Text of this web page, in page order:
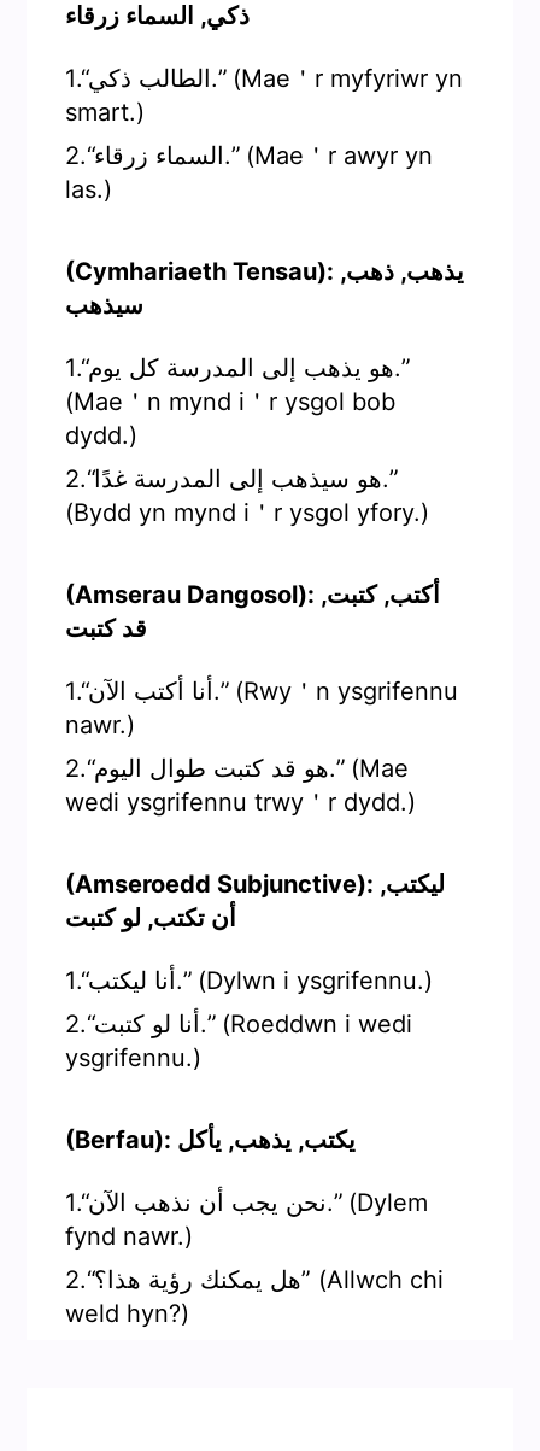
ذكي, السماء زرقاء
1.“الطالب ذكي.” (Mae＇r myfyriwr yn
smart.)
2.“السماء زرقاء.” (Mae＇r awyr yn
las.)
(Cymhariaeth Tensau): يذهب, ذهب,
سيذهب
1.“هو يذهب إلى المدرسة كل يوم.”
(Mae＇n mynd i＇r ysgol bob
dydd.)
2.“هو سيذهب إلى المدرسة غدًا.”
(Bydd yn mynd i＇r ysgol yfory.)
(Amserau Dangosol): أكتب, كتبت,
قد كتبت
1.“أنا أكتب الآن.” (Rwy＇n ysgrifennu
nawr.)
2.“هو قد كتبت طوال اليوم.” (Mae
wedi ysgrifennu trwy＇r dydd.)
(Amseroedd Subjunctive): ليكتب,
أن تكتب, لو كتبت
1.“أنا ليكتب.” (Dylwn i ysgrifennu.)
2.“أنا لو كتبت.” (Roeddwn i wedi
ysgrifennu.)
(Berfau): يكتب, يذهب, يأكل
1.“نحن يجب أن نذهب الآن.” (Dylem
fynd nawr.)
2.“هل يمكنك رؤية هذا؟” (Allwch chi
weld hyn?)